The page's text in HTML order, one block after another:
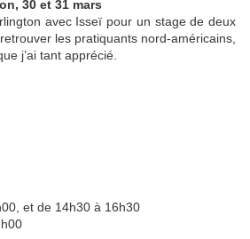
30 et 31 mars
avec Isseï pour un stage de deux
les pratiquants nord-américains,
j’ai tant apprécié.
et de 14h30 à 16h30